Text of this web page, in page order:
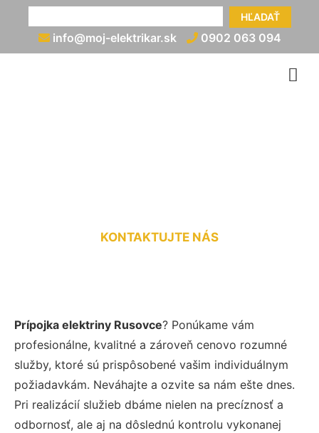
HĽADAŤ
info@moj-elektrikar.sk 0902 063 094
KONTAKTUJTE NÁS
Prípojka elektriny Rusovce? Ponúkame vám
profesionálne, kvalitné a zároveň cenovo rozumné
služby, ktoré sú prispôsobené vašim individuálnym
požiadavkám. Neváhajte a ozvite sa nám ešte dnes.
Pri realizácií služieb dbáme nielen na precíznosť a
odbornosť, ale aj na dôslednú kontrolu vykonanej